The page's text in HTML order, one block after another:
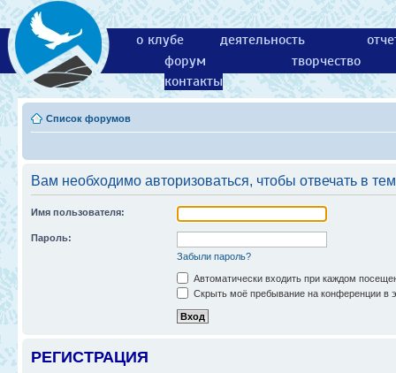
о клубе деятельность
форум
творчество
контакты
Список форумов
Вам необходимо авторизоваться, чтобы отвечать в
Имя пользователя:
Пароль:
Забыли пароль?
Автоматически входить при каждом
Скрыть моё пребывание на конференции в
РЕГИСТРАЦИЯ